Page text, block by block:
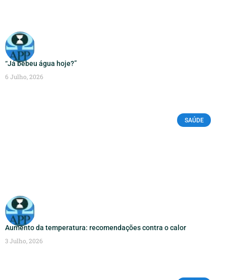
“Já bebeu água hoje?”
6 Julho, 2026
SAÚDE
Aumento da temperatura: recomendações contra o calor
3 Julho, 2026